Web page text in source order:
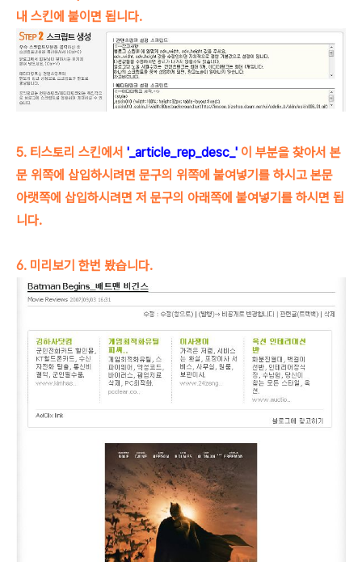
내 스킨에 붙이면 됩니다.
5. 티스토리 스킨에서 '_article_rep_desc_' 이 부분을 찾아서 본
문 위쪽에 삽입하시려면 문구의 위쪽에 붙여넣기를 하시고 본문
아랫쪽에 삽입하시려면 저 문구의 아래쪽에 붙여넣기를 하시면 됩
니다.
6. 미리보기 한번 봤습니다.